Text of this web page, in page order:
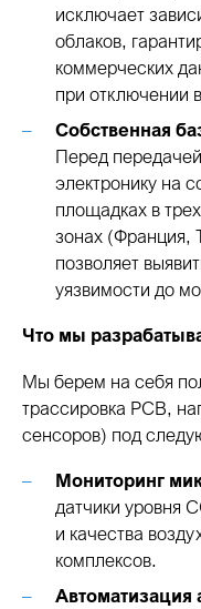
исключает
облаков,
коммерческих
при отключении
Собственная
Перед
электронику на
площадках в
зонах (Франция,
позволяет
уязвимости до
Что мы
Мы берем на себя
трассировка PCB,
сенсоров) под
Мониторинг
датчики уровня
и качества
комплексов.
Автоматизация